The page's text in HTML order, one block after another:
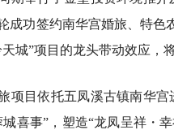
成功签约南华宫婚旅、特色
城”项目的龙头带动效应，
项目依托五凤溪古镇南华
城喜事”，塑造“龙凤呈祥・